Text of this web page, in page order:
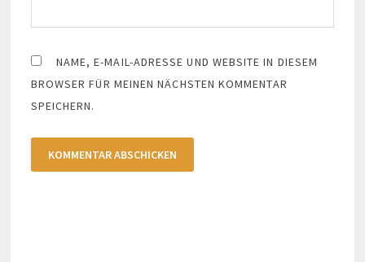
NAME, E-MAIL-ADRESSE UND WEBSITE IN DIESEM
BROWSER FÜR MEINEN NÄCHSTEN KOMMENTAR
SPEICHERN.